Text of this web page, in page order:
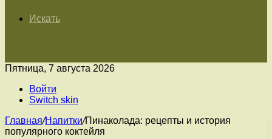
Искать
Пятница, 7 августа 2026
Войти
Switch skin
Главная/Напитки/Пинаколада: рецепты и история
популярного коктейля